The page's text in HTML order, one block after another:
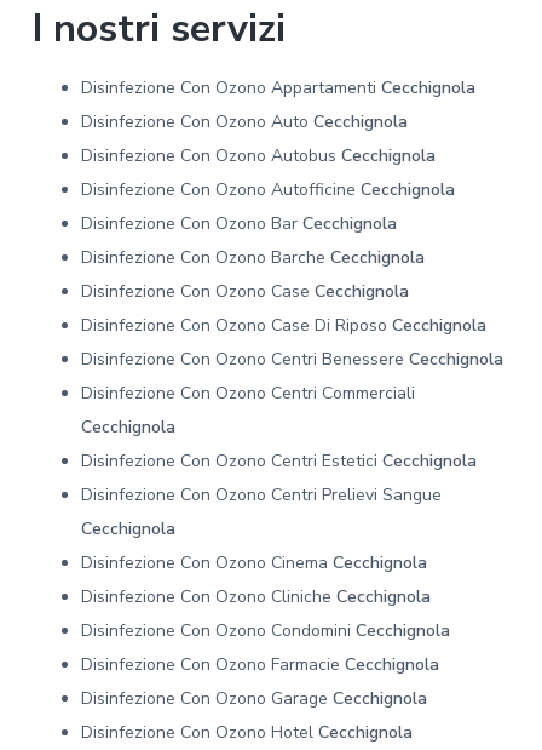
I nostri servizi
Disinfezione Con Ozono Appartamenti Cecchignola
Disinfezione Con Ozono Auto Cecchignola
Disinfezione Con Ozono Autobus Cecchignola
Disinfezione Con Ozono Autofficine Cecchignola
Disinfezione Con Ozono Bar Cecchignola
Disinfezione Con Ozono Barche Cecchignola
Disinfezione Con Ozono Case Cecchignola
Disinfezione Con Ozono Case Di Riposo Cecchignola
Disinfezione Con Ozono Centri Benessere Cecchignola
Disinfezione Con Ozono Centri Commerciali
Cecchignola
Disinfezione Con Ozono Centri Estetici Cecchignola
Disinfezione Con Ozono Centri Prelievi Sangue
Cecchignola
Disinfezione Con Ozono Cinema Cecchignola
Disinfezione Con Ozono Cliniche Cecchignola
Disinfezione Con Ozono Condomini Cecchignola
Disinfezione Con Ozono Farmacie Cecchignola
Disinfezione Con Ozono Garage Cecchignola
Disinfezione Con Ozono Hotel Cecchignola